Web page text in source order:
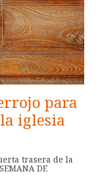
para
iglesia
trasera de la
DE